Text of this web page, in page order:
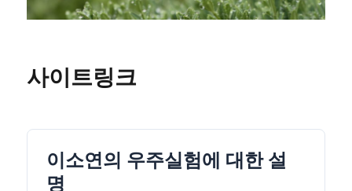
사이트링크
이소연의 우주실험에 대한 설
명